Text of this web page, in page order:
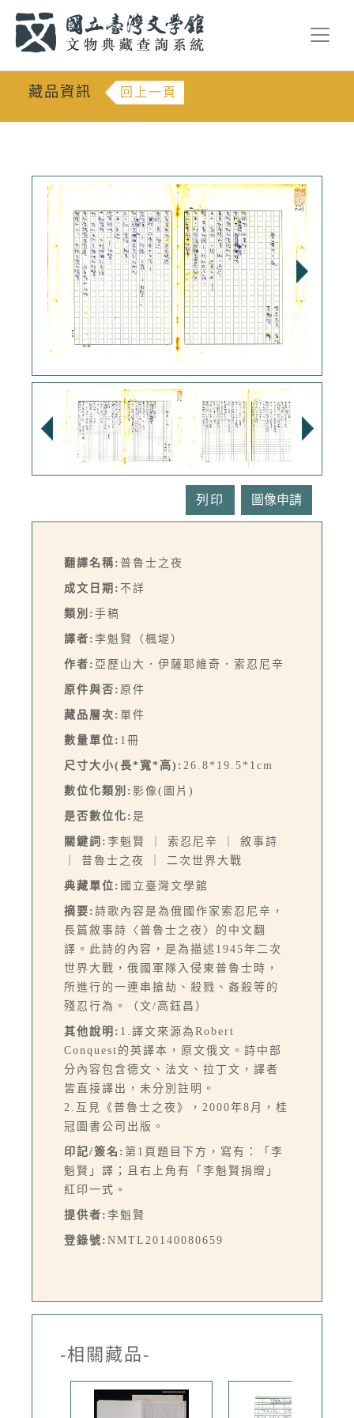
::: 藏品資訊 回上一頁
列印
翻譯名稱: 普魯士之夜
成文日期: 不詳
類別: 手稿
譯者: 李魁賢（楓堤）
作者: 亞歷山大．伊薩耶維奇．索忍尼辛
原件與否: 原件
藏品層次: 單件
數量單位: 1冊
尺寸大小(長*寬*高): 26.8*19.5*1cm
數位化類別: 影像(圖片)
是否數位化: 是
關鍵詞: 李魁賢 ｜ 索忍尼辛 ｜ 敘事詩
｜ 普魯士之夜 ｜ 二次世界大戰
典藏單位: 國立臺灣文學館
摘要: 詩歌內容是為俄國作家索忍尼辛，
長篇敘事詩〈普魯士之夜〉的中文翻
譯。此詩的內容，是為描述1945年二次
世界大戰，俄國軍隊入侵東普魯士時，
所進行的一連串搶劫、殺戮、姦殺等的
殘忍行為。（文/高鈺昌）
其他說明: 1.譯文來源為Robert
Conquest的英譯本，原文俄文。詩中部
分內容包含德文、法文、拉丁文，譯者
皆直接譯出，未分別註明。
2.互見《普魯士之夜》，2000年8月，桂
冠圖書公司出版。
印記/簽名: 第1頁題目下方，寫有：「李
魁賢」譯；且右上角有「李魁賢捐贈」
紅印一式。
提供者: 李魁賢
登錄號: NMTL20140080659
-相關藏品-